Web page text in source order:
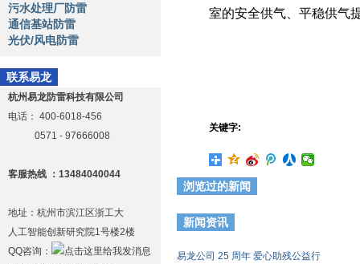
污水处理厂防雷
通信基站防雷
光伏/风电防雷
联系易龙
杭州易龙防雷科技有限公司
电话： 400-6018-456
0571 - 97666008
客服热线 ：13484040044
地址：杭州市滨江区浙工大
人工智能创新研究院1号楼2楼
QQ咨询：
室的安全供气、平稳供气
关键字:
浏览过的新闻
新闻资讯
易龙公司 25 周年 爱心助残公益行